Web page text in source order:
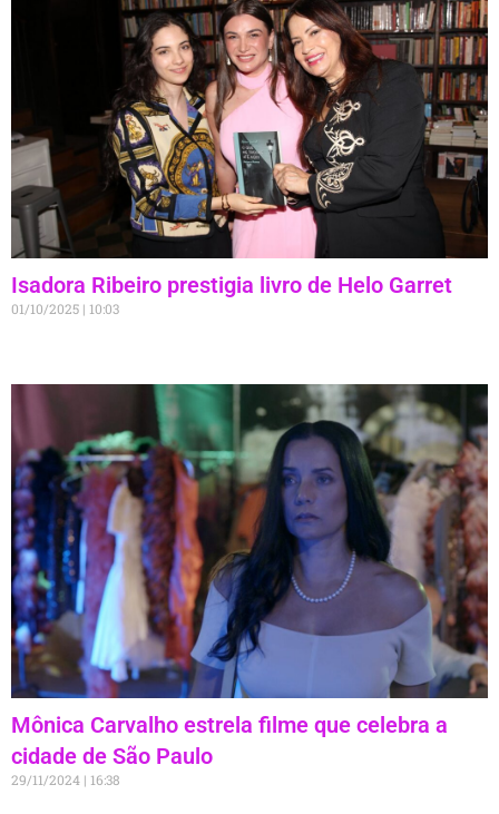
Isadora Ribeiro prestigia livro de Helo Garret
01/10/2025 10:03
Mônica Carvalho estrela filme que celebra a
cidade de São Paulo
29/11/2024 16:38